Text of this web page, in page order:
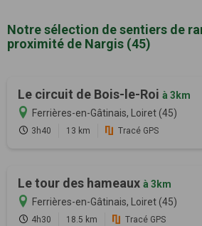
Notre sélection de sentiers de
proximité de Nargis (45)
Le circuit de Bois-le-Roi à 3km
Ferrières-en-Gâtinais, Loiret (45)
3h40 13 km Tracé GPS
Le tour des hameaux à 3km
Ferrières-en-Gâtinais, Loiret (45)
4h30 18.5 km Tracé GPS